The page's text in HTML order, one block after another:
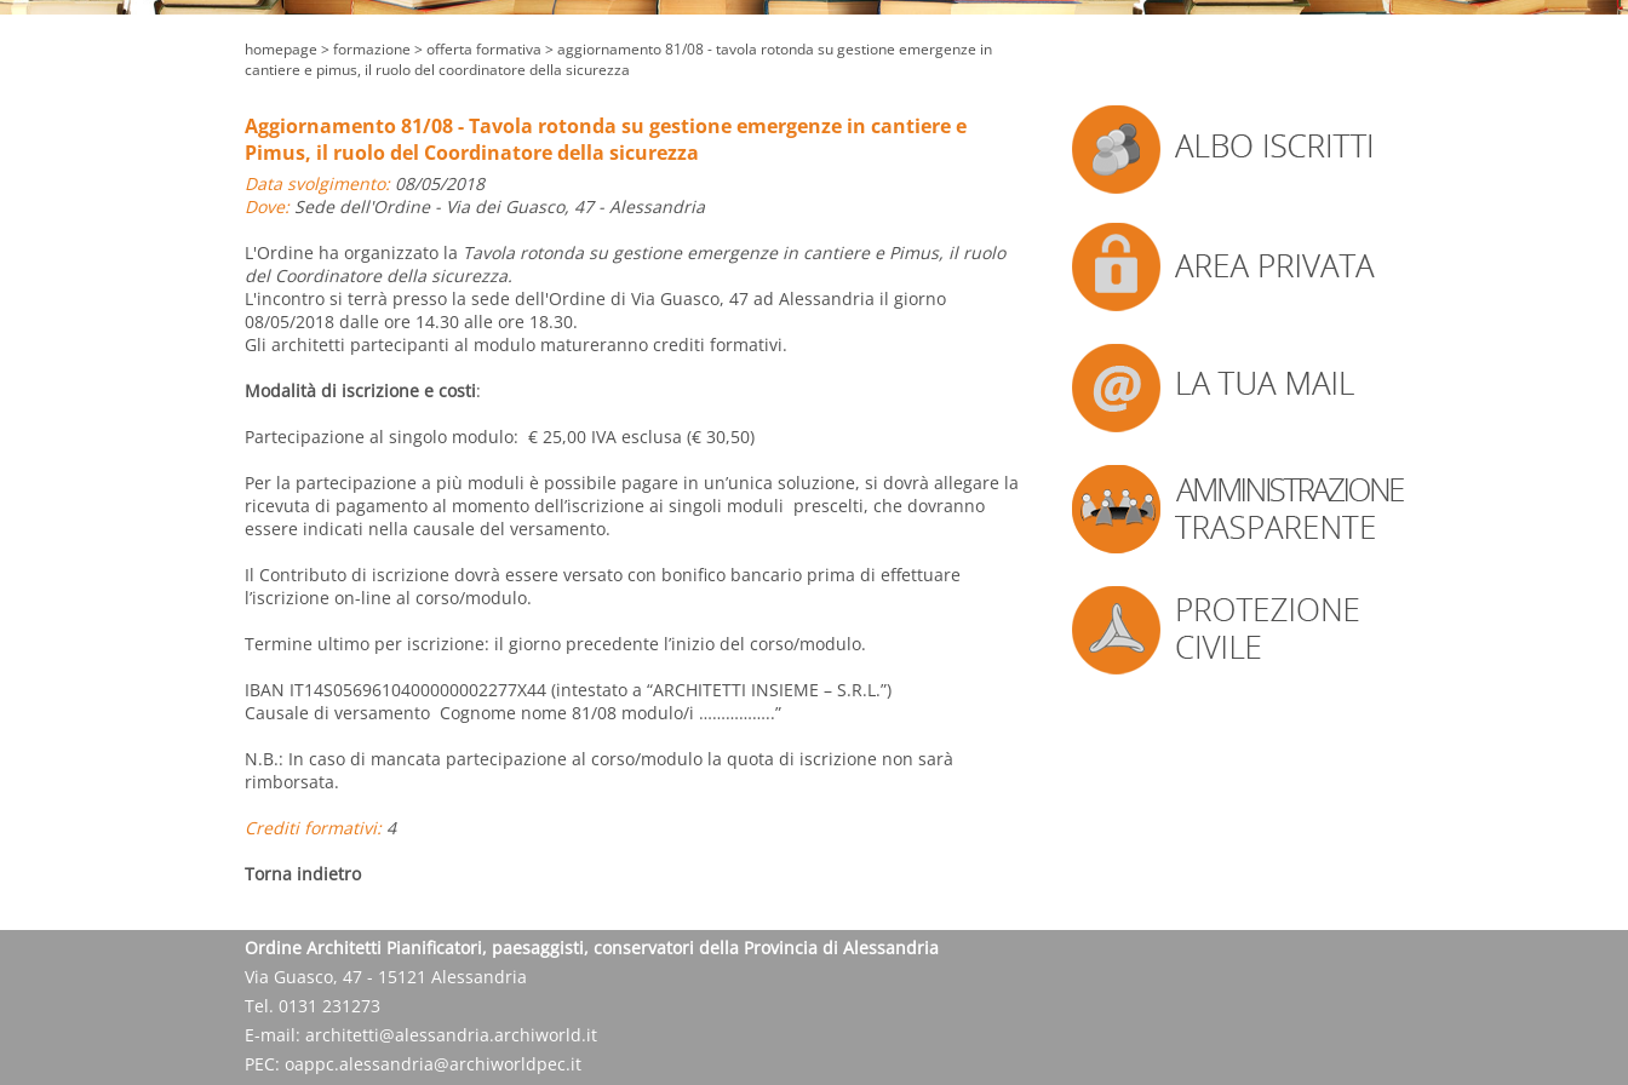
homepage > formazione > offerta formativa > aggiornamento 81/08 - tavola rotonda su gestione emergenze in
cantiere e pimus, il ruolo del coordinatore della sicurezza
Aggiornamento 81/08 - Tavola rotonda su gestione emergenze in cantiere e
Pimus, il ruolo del Coordinatore della sicurezza
Data svolgimento:08/05/2018
Dove:Sede dell'Ordine - Via dei Guasco, 47 - Alessandria
L'Ordine ha organizzato la Tavola rotonda su gestione emergenze in cantiere e Pimus, il ruolo
del Coordinatore della sicurezza.
L'incontro si terrà presso la sede dell'Ordine di Via Guasco, 47 ad Alessandria il giorno
08/05/2018 dalle ore 14.30 alle ore 18.30.
Gli architetti partecipanti al modulo matureranno crediti formativi.
Modalità di iscrizione e costi:
Partecipazione al singolo modulo: € 25,00 IVA esclusa (€ 30,50)
Per la partecipazione a più moduli è possibile pagare in un’unica soluzione, si dovrà allegare la
ricevuta di pagamento al momento dell’iscrizione ai singoli moduli prescelti, che dovranno
essere indicati nella causale del versamento.
Il Contributo di iscrizione dovrà essere versato con bonifico bancario prima di effettuare
l’iscrizione on-line al corso/modulo.
Termine ultimo per iscrizione: il giorno precedente l’inizio del corso/modulo.
IBAN IT14S0569610400000002277X44 (intestato a “ARCHITETTI INSIEME – S.R.L.”)
Causale di versamento Cognome nome 81/08 modulo/i ……………..”
N.B.: In caso di mancata partecipazione al corso/modulo la quota di iscrizione non sarà
rimborsata.
Crediti formativi:4
Torna indietro
Ordine Architetti Pianificatori, paesaggisti, conservatori della Provincia di Alessandria
Via Guasco, 47 - 15121 Alessandria
Tel. 0131 231273
E-mail: architetti@alessandria.archiworld.it
PEC: oappc.alessandria@archiworldpec.it